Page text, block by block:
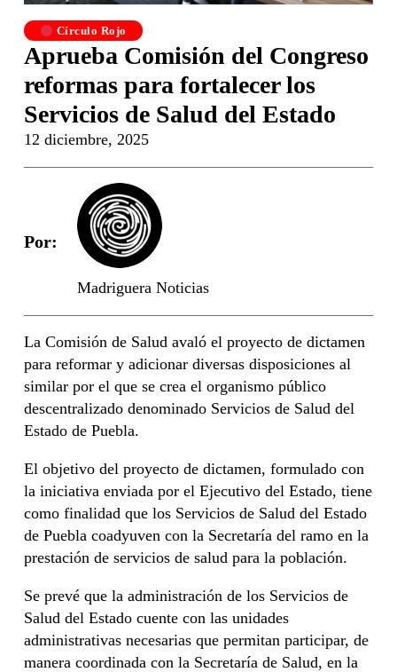
Círculo Rojo
Aprueba Comisión del Congreso
reformas para fortalecer los
Servicios de Salud del Estado
12 diciembre, 2025
Por:
Madriguera Noticias
La Comisión de Salud avaló el proyecto de dictamen
para reformar y adicionar diversas disposiciones al
similar por el que se crea el organismo público
descentralizado denominado Servicios de Salud del
Estado de Puebla.
El objetivo del proyecto de dictamen, formulado con
la iniciativa enviada por el Ejecutivo del Estado, tiene
como finalidad que los Servicios de Salud del Estado
de Puebla coadyuven con la Secretaría del ramo en la
prestación de servicios de salud para la población.
Se prevé que la administración de los Servicios de
Salud del Estado cuente con las unidades
administrativas necesarias que permitan participar, de
manera coordinada con la Secretaría de Salud, en la